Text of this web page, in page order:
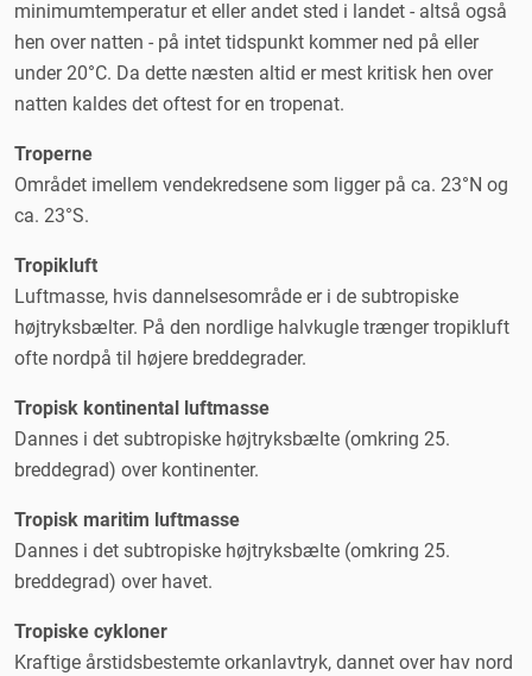
minimumtemperatur et eller andet sted i landet - altså også
hen over natten - på intet tidspunkt kommer ned på eller
under 20°C. Da dette næsten altid er mest kritisk hen over
natten kaldes det oftest for en tropenat.
Troperne
Området imellem vendekredsene som ligger på ca. 23°N og
ca. 23°S.
Tropikluft
Luftmasse, hvis dannelsesområde er i de subtropiske
højtryksbælter. På den nordlige halvkugle trænger tropikluft
ofte nordpå til højere breddegrader.
Tropisk kontinental luftmasse
Dannes i det subtropiske højtryksbælte (omkring 25.
breddegrad) over kontinenter.
Tropisk maritim luftmasse
Dannes i det subtropiske højtryksbælte (omkring 25.
breddegrad) over havet.
Tropiske cykloner
Kraftige årstidsbestemte orkanlavtryk, dannet over hav nord